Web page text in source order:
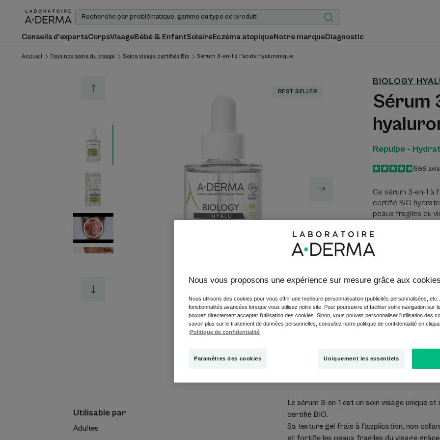
Conseils d'expertsCorpsVisageBébé & EnfantSolaireEczéma atopiqueNotre marqueDiagnostic
Accueil Tous nos soins du visage Soins visage certifiés Bio Sérum 3-en-1 à l'acide hyaluronique
BEST SELLER
BIOLOGY
Sérum
Repulpe -
4.8
/
5
596 avis
Ce sérum 3-en-1 à
certifié BIO
peaux fragiles du
Le sérum 3-en-1
99% d'ingrédients
BIO. Certifié
Flacon pipette
Utilisable par
Adultes
Le sérum 3-en-1 est un soin visage unique
certifié BIO.
Sa texture gel frais à l'application, non
et fortifie les peaux fragiles du visage grâce
Nous vous proposons une expérience sur mesure grâce aux cookies
Nous utilisons des cookies pour vous offrir une meilleure personnalisation (publicités personnalisées,
fonctionnalités avancées lorsque vous utilisez notre site. Pour poursuivre et faciliter votre navigation sur
pouvez directement accepter l'utilisation des cookies. Sinon, vous pouvez personnaliser l'utilisation des
savoir plus sur le traitement de données personnelles, consultez notre politique de confidentialité en
: Politique de confidentialité
Paramètres des cookies Uniquement les essentiels